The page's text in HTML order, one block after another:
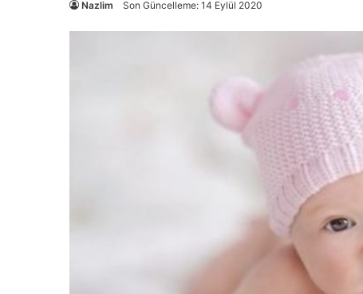
Nazlim Son Güncelleme: 14 Eylül 2020